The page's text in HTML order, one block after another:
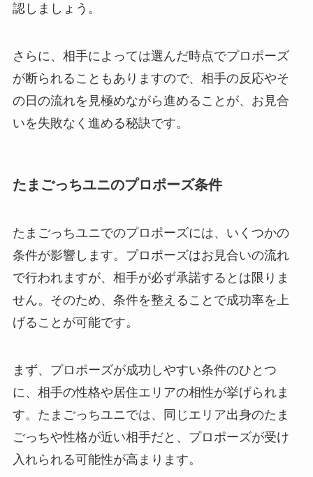
認しましょう。
さらに、相手によっては選んだ時点でプロポーズ
が断られることもありますので、相手の反応やそ
の日の流れを見極めながら進めることが、お見合
いを失敗なく進める秘訣です。
たまごっちユニのプロポーズ条件
たまごっちユニでのプロポーズには、いくつかの
条件が影響します。プロポーズはお見合いの流れ
で行われますが、相手が必ず承諾するとは限りま
せん。そのため、条件を整えることで成功率を上
げることが可能です。
まず、プロポーズが成功しやすい条件のひとつ
に、相手の性格や居住エリアの相性が挙げられま
す。たまごっちユニでは、同じエリア出身のたま
ごっちや性格が近い相手だと、プロポーズが受け
入れられる可能性が高まります。